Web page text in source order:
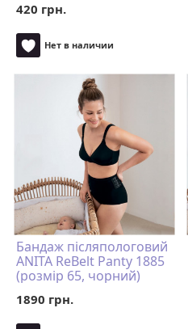
420 грн.
Нет в наличии
Бандаж післяпологовий
ANITA ReBelt Panty 1885
(розмір 65, чорний)
1890 грн.